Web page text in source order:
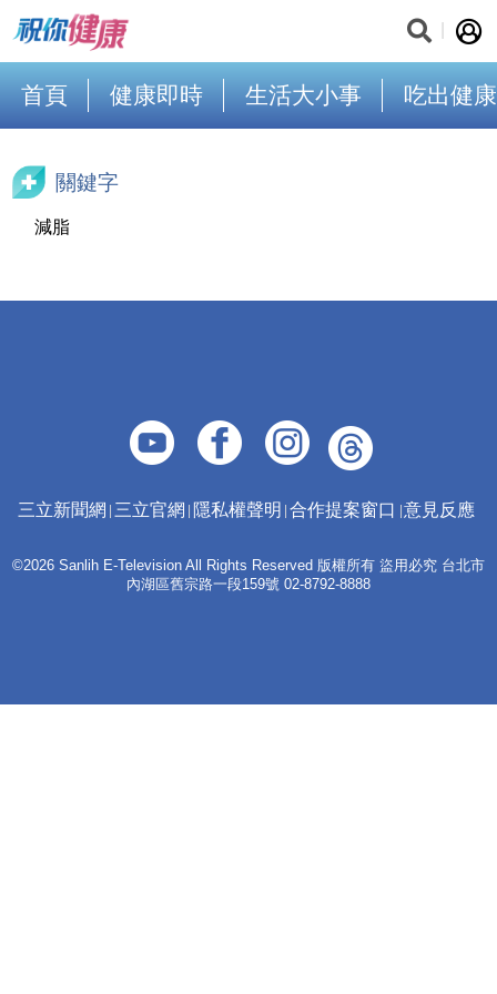
首頁 健康即時 生活大小事 吃出健康
關鍵字
減脂
三立新聞網 三立官網 隱私權聲明 合作提案窗口 意見反應
©2026 Sanlih E-Television All Rights Reserved 版權所有 盜用必究 台北市
內湖區舊宗路一段159號 02-8792-8888